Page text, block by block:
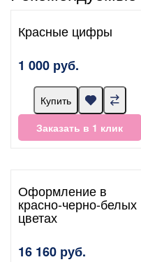
Красные цифры
1 000 руб.
Купить
Заказать в 1 клик
Оформление в
красно-черно-белых
цветах
16 160 руб.